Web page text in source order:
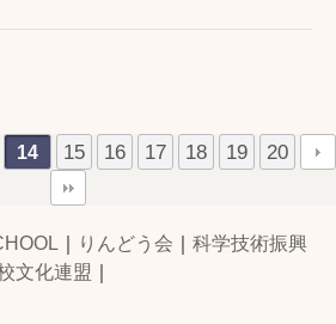
14 15 16 17 18 19 20
りんどう会
科学技術振興
文化連盟